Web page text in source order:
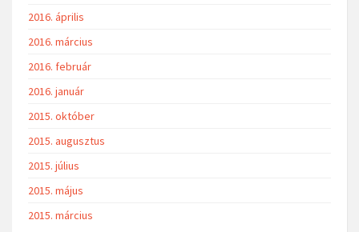
2016. április
2016. március
2016. február
2016. január
2015. október
2015. augusztus
2015. július
2015. május
2015. március